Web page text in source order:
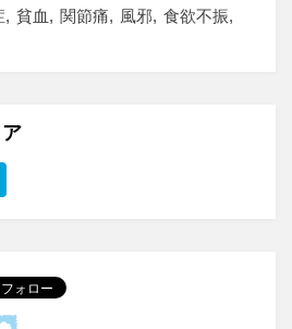
貧血 関節痛 風邪 食欲不振
n
a